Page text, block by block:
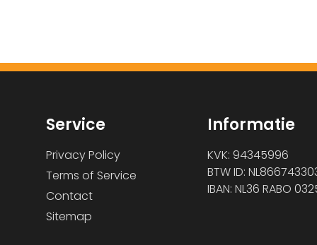
Service
Privacy Policy
Terms of Service
Contact
Sitemap
Informatie
KVK: 94345996
BTW ID:
IBAN: NL36 RABO